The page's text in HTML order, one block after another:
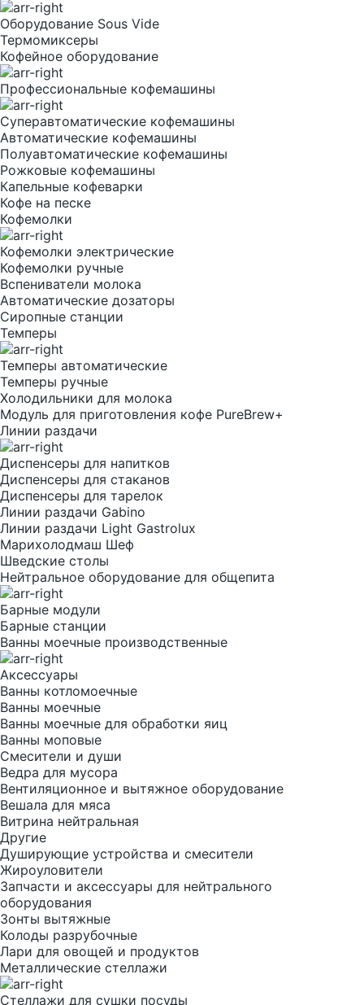
Оборудование Sous Vide
Термомиксеры
Кофейное оборудование
Профессиональные кофемашины
Суперавтоматические кофемашины
Автоматические кофемашины
Полуавтоматические кофемашины
Рожковые кофемашины
Капельные кофеварки
Кофе на песке
Кофемолки
Кофемолки электрические
Кофемолки ручные
Вспениватели молока
Автоматические дозаторы
Сиропные станции
Темперы
Темперы автоматические
Темперы ручные
Холодильники для молока
Модуль для приготовления кофе PureBrew+
Линии раздачи
Диспенсеры для напитков
Диспенсеры для стаканов
Диспенсеры для тарелок
Линии раздачи Gabino
Линии раздачи Light Gastrolux
Марихолодмаш Шеф
Шведские столы
Нейтральное оборудование для общепита
Барные модули
Барные станции
Ванны моечные производственные
Аксессуары
Ванны котломоечные
Ванны моечные
Ванны моечные для обработки яиц
Ванны моповые
Смесители и души
Ведра для мусора
Вентиляционное и вытяжное оборудование
Вешала для мяса
Витрина нейтральная
Другие
Душирующие устройства и смесители
Жироуловители
Запчасти и аксессуары для нейтрального
оборудования
Зонты вытяжные
Колоды разрубочные
Лари для овощей и продуктов
Металлические стеллажи
Стеллажи для сушки посуды